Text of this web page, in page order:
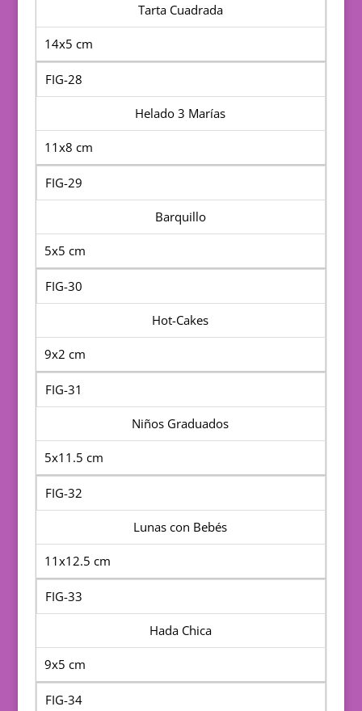
Tarta Cuadrada
14x5 cm
FIG-28
Helado 3 Marías
11x8 cm
FIG-29
Barquillo
5x5 cm
FIG-30
Hot-Cakes
9x2 cm
FIG-31
Niños Graduados
5x11.5 cm
FIG-32
Lunas con Bebés
11x12.5 cm
FIG-33
Hada Chica
9x5 cm
FIG-34